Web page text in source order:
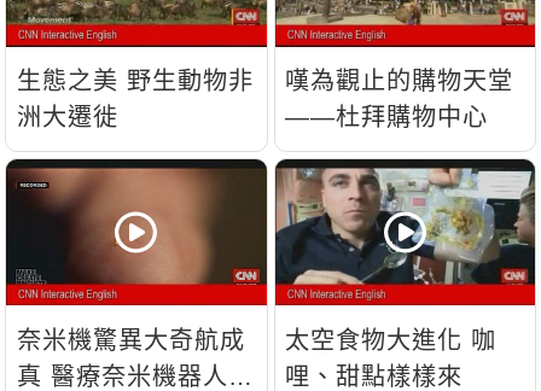
生態之美 野生動物非
洲大遷徙
嘆為觀止的購物天堂
——杜拜購物中心
奈米機驚異大奇航成
真 醫療奈米機器人問
太空食物大進化 咖
哩、甜點樣樣來